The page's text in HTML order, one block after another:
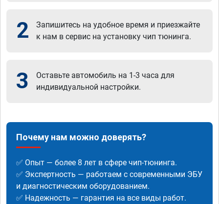
2
Запишитесь на удобное время и приезжайте
к нам в сервис на установку чип тюнинга.
3
Оставьте автомобиль на 1-3 часа для
индивидуальной настройки.
Почему нам можно доверять?
✅ Опыт — более 8 лет в сфере чип-тюнинга.
✅ Экспертность — работаем с современными ЭБУ
и диагностическим оборудованием.
✅ Надежность — гарантия на все виды работ.